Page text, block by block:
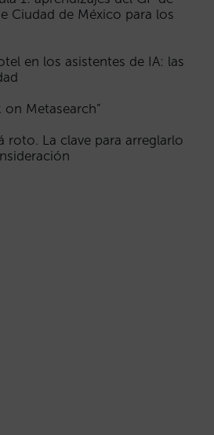
Ciudad de México para los
en los asistentes de IA: las
on Metasearch”
roto. La clave para arreglarlo